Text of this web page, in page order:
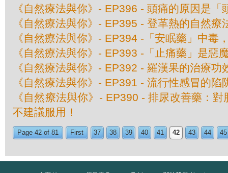
《自然療法與你》- EP396 - 頭痛的原因是「
《自然療法與你》- EP395 - 登革熱的自然療
《自然療法與你》- EP394 -「安眠藥」中毒
《自然療法與你》- EP393 -「止痛藥」是惡
《自然療法與你》- EP392 - 羅漢果的治療功
《自然療法與你》- EP391 - 流行性感冒的陷
《自然療法與你》- EP390 - 排尿改善藥：
不建議服用！
Page 42 of 81 First 37 38 39 40 41 42 43 44 45